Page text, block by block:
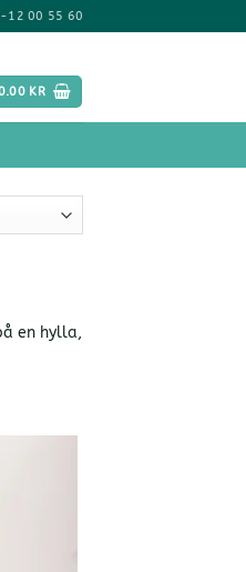
12 00 55 60
KR
en hylla,